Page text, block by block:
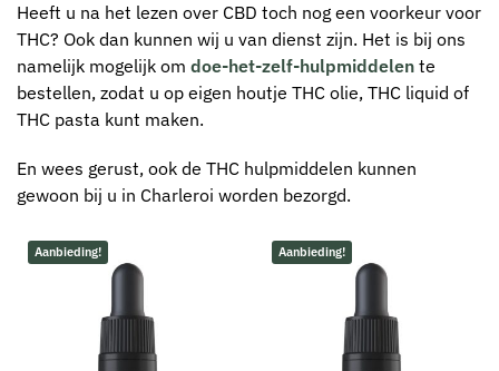
Heeft u na het lezen over CBD toch nog een voorkeur voor
THC? Ook dan kunnen wij u van dienst zijn. Het is bij ons
namelijk mogelijk om doe-het-zelf-hulpmiddelen te
bestellen, zodat u op eigen houtje THC olie, THC liquid of
THC pasta kunt maken.
En wees gerust, ook de THC hulpmiddelen kunnen
gewoon bij u in Charleroi worden bezorgd.
Aanbieding! Aanbieding!